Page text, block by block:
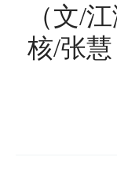
（文/
核/张